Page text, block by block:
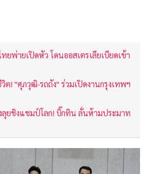
พ่ายเปิดหัว โดนออสเตรเลียเบียดเข้า
! "ศุภวุฒิ-รถถัง" ร่วมเปิดงานกรุงเทพฯ
ยชิงแชมป์โลก! บิ๊กทิน ลั่นห้ามประมาท